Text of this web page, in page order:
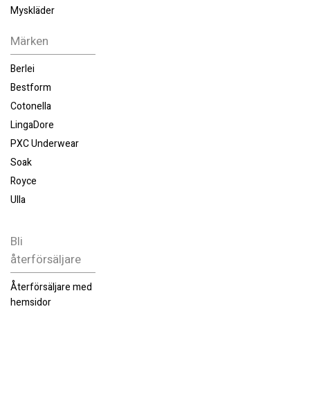
Myskläder
Märken
Berlei
Bestform
Cotonella
LingaDore
PXC Underwear
Soak
Royce
Ulla
Bli
återförsäljare
Återförsäljare med
hemsidor